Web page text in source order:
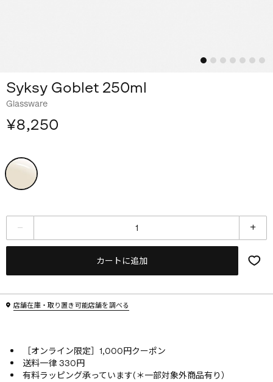
Syksy Goblet 250ml
Glassware
¥8,250
カートに追加
店舗在庫・取り置き可能店舗を調べる
［オンライン限定］1,000円クーポン
送料一律 330円
有料ラッピング承っています(＊一部対象外商品有り）